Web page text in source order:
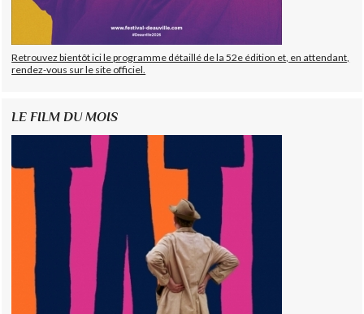
Retrouvez bientôt ici le programme détaillé de la 52e édition et, en attendant,
rendez-vous sur le site officiel.
LE FILM DU MOIS